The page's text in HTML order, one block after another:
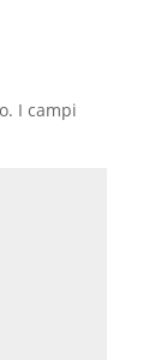
I campi